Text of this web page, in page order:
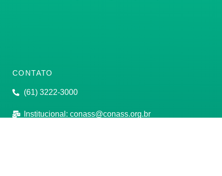
CONTATO
(61) 3222-3000
Institucional: conass@conass.org.br